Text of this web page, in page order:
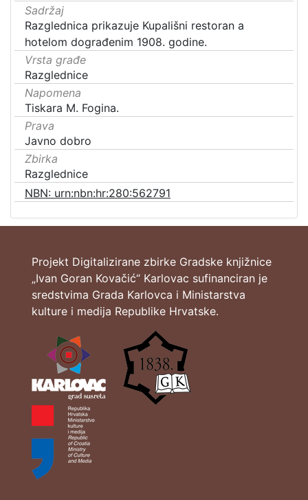
Sadržaj
Razglednica prikazuje Kupališni restoran a
hotelom dograđenim 1908. godine.
Vrsta građe
Razglednice
Napomena
Tiskara M. Fogina.
Prava
Javno dobro
Zbirka
Razglednice
NBN: urn:nbn:hr:280:562791
Projekt Digitalizirane zbirke Gradske knjižnice
„Ivan Goran Kovačić“ Karlovac sufinanciran je
sredstvima Grada Karlovca i Ministarstva
kulture i medija Republike Hrvatske.